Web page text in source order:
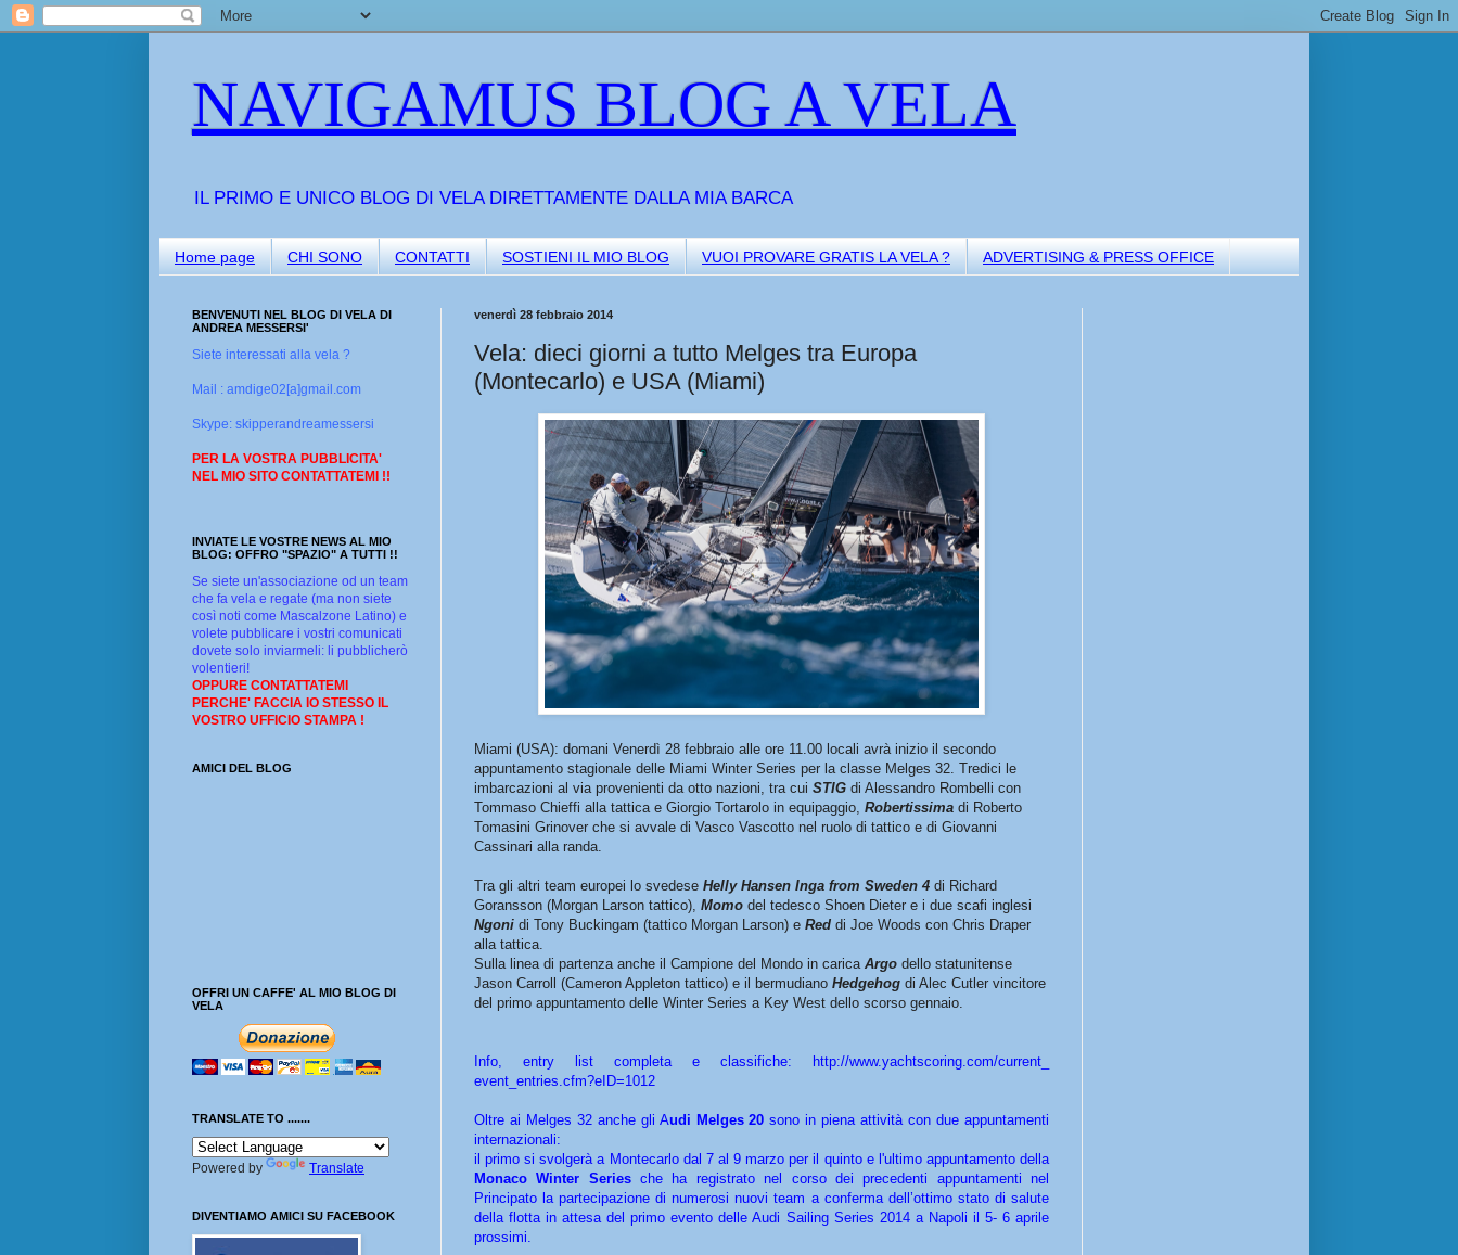
NAVIGAMUS BLOG A VELA
IL PRIMO E UNICO BLOG DI VELA DIRETTAMENTE DALLA MIA BARCA
Home page CHI SONO CONTATTI SOSTIENI IL MIO BLOG VUOI PROVARE GRATIS LA VELA ? ADVERTISING & PRESS OFFICE
venerdì 28 febbraio 2014
Vela: dieci giorni a tutto Melges tra Europa
(Montecarlo) e USA (Miami)
Miami (USA): domani Venerdì 28 febbraio alle ore 11.00 locali avrà inizio il secondo
appuntamento stagionale delle Miami Winter Series per la classe Melges 32. Tredici le
imbarcazioni al via provenienti da otto nazioni, tra cui STIG di Alessandro Rombelli con
Tommaso Chieffi alla tattica e Giorgio Tortarolo in equipaggio, Robertissima di Roberto
Tomasini Grinover che si avvale di Vasco Vascotto nel ruolo di tattico e di Giovanni
Cassinari alla randa.
Tra gli altri team europei lo svedese Helly Hansen Inga from Sweden 4 di Richard
Goransson (Morgan Larson tattico), Momo del tedesco Shoen Dieter e i due scafi inglesi
Ngoni di Tony Buckingam (tattico Morgan Larson) e Red di Joe Woods con Chris Draper
alla tattica.
Sulla linea di partenza anche il Campione del Mondo in carica Argo dello statunitense
Jason Carroll (Cameron Appleton tattico) e il bermudiano Hedgehog di Alec Cutler vincitore
del primo appuntamento delle Winter Series a Key West dello scorso gennaio.
Info, entry list completa e classifiche: http://www.yachtscoring.com/current_
event_entries.cfm?eID=1012
Oltre ai Melges 32 anche gli Audi Melges 20sono in piena attività con due appuntamenti
internazionali:
il primo si svolgerà a Montecarlo dal 7 al 9 marzo per il quinto e l'ultimo appuntamento della
Monaco Winter Seriesche ha registrato nel corso dei precedenti appuntamenti nel
Principato la partecipazione di numerosi nuovi team a conferma dell’ottimo stato di salute
della flotta in attesa del primo evento delle Audi Sailing Series 2014 a Napoli il 5- 6 aprile
prossimi.
BENVENUTI NEL BLOG DI VELA DI
ANDREA MESSERSI'
Siete interessati alla vela ?
Mail : amdige02[a]gmail.com
Skype: skipperandreamessersi
PER LA VOSTRA PUBBLICITA'
NEL MIO SITO CONTATTATEMI !!
INVIATE LE VOSTRE NEWS AL MIO
BLOG: OFFRO "SPAZIO" A TUTTI !!
Se siete un'associazione od un team
che fa vela e regate (ma non siete
così noti come Mascalzone Latino) e
volete pubblicare i vostri comunicati
dovete solo inviarmeli: li pubblicherò
volentieri!
OPPURE CONTATTATEMI
PERCHE' FACCIA IO STESSO IL
VOSTRO UFFICIO STAMPA !
AMICI DEL BLOG
OFFRI UN CAFFE' AL MIO BLOG DI
VELA
TRANSLATE TO .......
Powered by Translate
DIVENTIAMO AMICI SU FACEBOOK